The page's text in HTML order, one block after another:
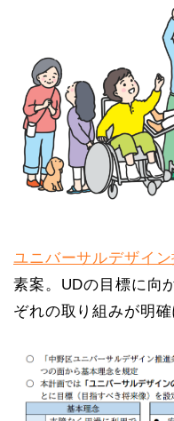
ユニバーサルデザイ
素案。UDの目標に向
ぞれの取り組みが明